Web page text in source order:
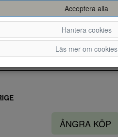
ÅNGRA KÖP
Acceptera alla
Hantera cookies
Läs mer om cookies